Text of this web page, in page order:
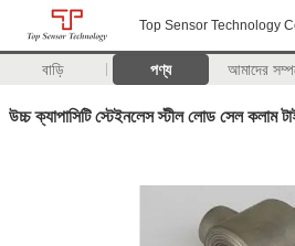
Top Sensor Technology
বাড়ি পণ্য আমাদের
উচ্চ ক্যাপাসিটি স্টেইনলেস স্টীল লোড সেল কলাম